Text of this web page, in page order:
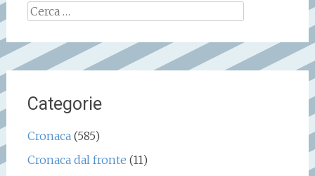
Ricerca
Categorie
Cronaca(585)
Cronaca dal fronte (11)